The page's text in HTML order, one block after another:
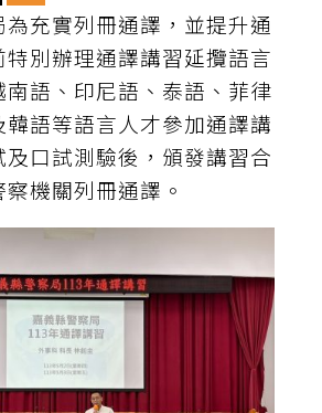
充實列冊通譯，並提升通
別辦理通譯講習延攬語言
南語、印尼語、泰語、菲律
語等語言人才參加通譯講
口試測驗後，頒發講習合
機關列冊通譯。